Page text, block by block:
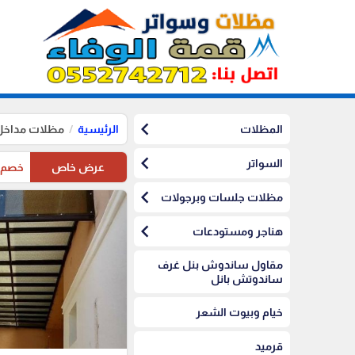
المظلات chevron_left
السواتر chevron_left
مظلات جلسات وبرجولات chevron_left
هناجر ومستودعات chevron_left
مقاول ساندوش بنل غرف
ساندوتش بانل
خيام وبيوت الشعر
قرميد
الرئيسية مظلات
عرض خاص خصم10%على مظلات الرياض على مظلات السيارات